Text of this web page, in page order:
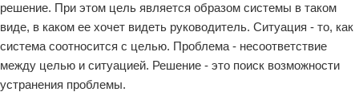
решение. При этом цель является образом системы в таком
виде, в каком ее хочет видеть руководитель. Ситуация - то, как
система соотносится с целью. Проблема - несоответствие
между целью и ситуацией. Решение - это поиск возможности
устранения проблемы.